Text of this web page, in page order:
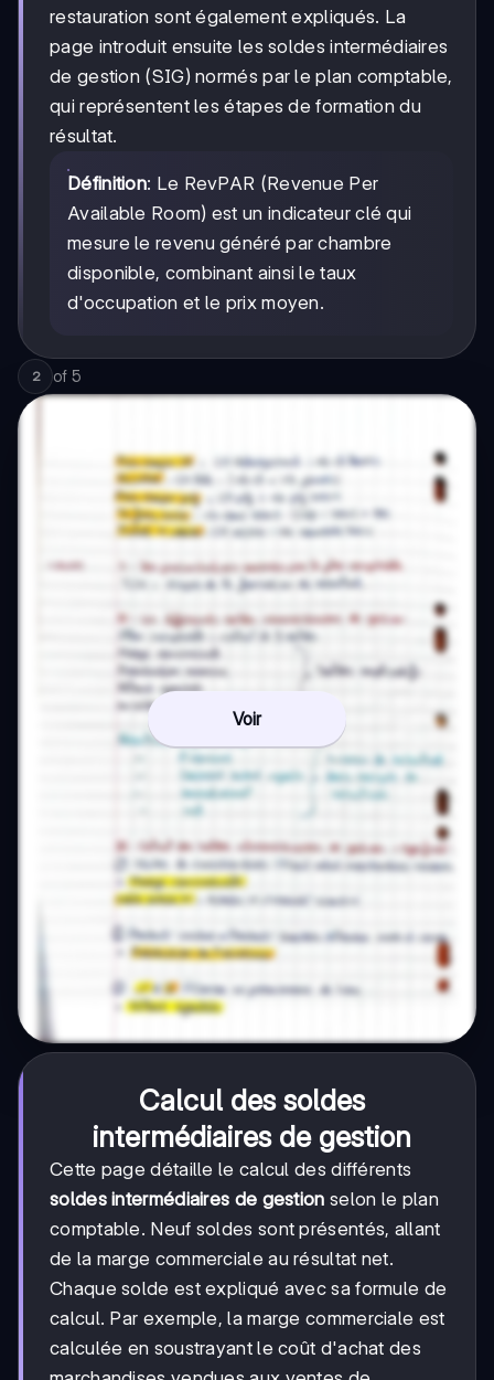
restauration sont également expliqués. La
page introduit ensuite les soldes intermédiaires
de gestion (SIG) normés par le plan comptable,
qui représentent les étapes de formation du
résultat.
Définition: Le RevPAR (Revenue Per
Available Room) est un indicateur clé qui
mesure le revenu généré par chambre
disponible, combinant ainsi le taux
d'occupation et le prix moyen.
2 of 5
Voir
Calcul des soldes
intermédiaires de gestion
Cette page détaille le calcul des différents
soldes intermédiaires de gestion selon le plan
comptable. Neuf soldes sont présentés, allant
de la marge commerciale au résultat net.
Chaque solde est expliqué avec sa formule de
calcul. Par exemple, la marge commerciale est
calculée en soustrayant le coût d'achat des